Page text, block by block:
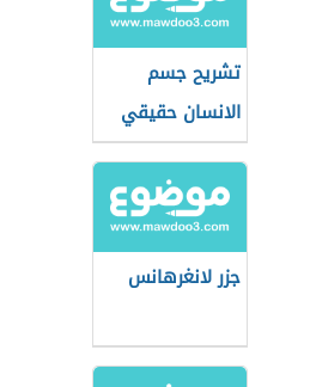
تشريح جسم
الانسان حقيقي
جزر لانغرهانس